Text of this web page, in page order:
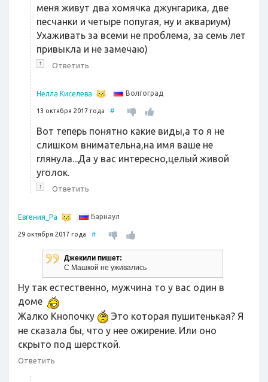
меня живут два хомячка джунгарика, две
песчанки и четыре попугая, ну и аквариум)
Ухаживать за всеми не проблема, за семь лет
привыкла и не замечаю)
↑ Ответить
Нелла Киселева Волгоград
13 октября 2017 года #
Вот теперь понятно какие виды,а то я не
слишком внимательна,на имя ваше не
глянула...Да у вас интересно,целый живой
уголок.
↑ Ответить
Евгения_Ра Барнаул
29 октября 2017 года #
Джекили пишет:
С Машкой не уживались
Ну так естественно, мужчина то у вас один в
доме
Жалко Кнопочку
Это которая пушитенькая? Я
не сказала бы, что у нее ожирение. Или оно
скрыто под шерсткой.
Ответить